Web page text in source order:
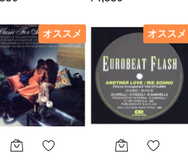
オススメ オススメ